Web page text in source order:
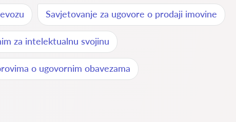
Savjetovanje za ugovore o prodaji imovine
za intelektualnu svojinu
o ugovornim obavezama